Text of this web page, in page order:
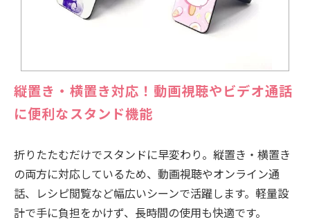
縦置き・横置き対応！動画視聴やビデオ通話
に便利なスタンド機能
折りたたむだけでスタンドに早変わり。縦置き・横置き
の両方に対応しているため、動画視聴やオンライン通
話、レシピ閲覧など幅広いシーンで活躍します。軽量設
計で手に負担をかけず、長時間の使用も快適です。